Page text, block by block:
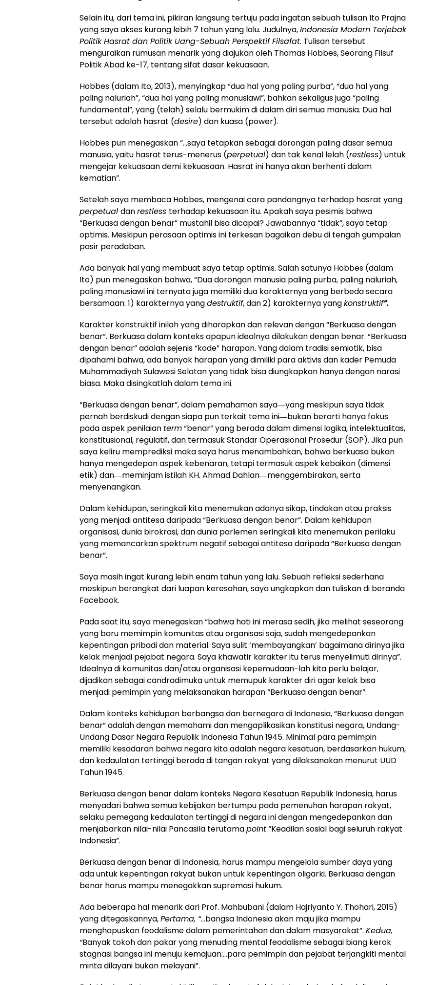
Selain itu, dari tema ini, pikiran langsung tertuju pada ingatan sebuah tulisan Ito Prajna
yang saya akses kurang lebih 7 tahun yang lalu. Judulnya,Indonesia Modern Terjebak
Politik Hasrat dan Politik Uang-Sebuah Perspektif Filsafat. Tulisan tersebut
menguraikan rumusan menarik yang diajukan oleh Thomas Hobbes, Seorang Filsuf
Politik Abad ke-17, tentang sifat dasar kekuasaan.
Hobbes (dalam Ito, 2013), menyingkap “dua hal yang paling purba”, “dua hal yang
paling naluriah”, “dua hal yang paling manusiawi”, bahkan sekaligus juga “paling
fundamental”, yang (telah) selalu bermukim di dalam diri semua manusia. Dua hal
tersebut adalah hasrat (desire) dan kuasa (power).
Hobbes pun menegaskan “…saya tetapkan sebagai dorongan paling dasar semua
manusia, yaitu hasrat terus-menerus (perpetual) dan tak kenal lelah (restless) untuk
mengejar kekuasaan demi kekuasaan. Hasrat ini hanya akan berhenti dalam
kematian”.
Setelah saya membaca Hobbes, mengenai cara pandangnya terhadap hasrat yang
perpetual danrestless terhadap kekuasaan itu. Apakah saya pesimis bahwa
“Berkuasa dengan benar” mustahil bisa dicapai? Jawabannya “tidak”, saya tetap
optimis. Meskipun perasaan optimis ini terkesan bagaikan debu di tengah gumpalan
pasir peradaban.
Ada banyak hal yang membuat saya tetap optimis. Salah satunya Hobbes (dalam
Ito) pun menegaskan bahwa, “Dua dorongan manusia paling purba, paling naluriah,
paling manusiawi ini ternyata juga memiliki dua karakternya yang berbeda secara
bersamaan: 1) karakternya yangdestruktif, dan 2) karakternya yangkonstruktif”.
Karakter konstruktif inilah yang diharapkan dan relevan dengan “Berkuasa dengan
benar”. Berkuasa dalam konteks apapun idealnya dilakukan dengan benar. “Berkuasa
dengan benar” adalah sejenis “kode” harapan. Yang dalam tradisi semiotik, bisa
dipahami bahwa, ada banyak harapan yang dimiliki para aktivis dan kader Pemuda
Muhammadiyah Sulawesi Selatan yang tidak bisa diungkapkan hanya dengan narasi
biasa. Maka disingkatlah dalam tema ini.
“Berkuasa dengan benar”, dalam pemahaman saya―yang meskipun saya tidak
pernah berdiskudi dengan siapa pun terkait tema ini―bukan berarti hanya fokus
pada aspek penilaian term“benar” yang berada dalam dimensi logika, intelektualitas,
konstitusional, regulatif, dan termasuk Standar Operasional Prosedur (SOP). Jika pun
saya keliru memprediksi maka saya harus menambahkan, bahwa berkuasa bukan
hanya mengedepan aspek kebenaran, tetapi termasuk aspek kebaikan (dimensi
etik) dan―meminjam istilah KH. Ahmad Dahlan―menggembirakan, serta
menyenangkan.
Dalam kehidupan, seringkali kita menemukan adanya sikap, tindakan atau praksis
yang menjadi antitesa daripada “Berkuasa dengan benar”. Dalam kehidupan
organisasi, dunia birokrasi, dan dunia parlemen seringkali kita menemukan perilaku
yang memancarkan spektrum negatif sebagai antitesa daripada “Berkuasa dengan
benar”.
Saya masih ingat kurang lebih enam tahun yang lalu. Sebuah refleksi sederhana
meskipun berangkat dari luapan keresahan, saya ungkapkan dan tuliskan di beranda
Facebook.
Pada saat itu, saya menegaskan “bahwa hati ini merasa sedih, jika melihat seseorang
yang baru memimpin komunitas atau organisasi saja, sudah mengedepankan
kepentingan pribadi dan material. Saya sulit ‘membayangkan’ bagaimana dirinya jika
kelak menjadi pejabat negara. Saya khawatir karakter itu terus menyelimuti dirinya”.
Idealnya di komunitas dan/atau organisasi kepemudaan-lah kita perlu belajar,
dijadikan sebagai candradimuka untuk memupuk karakter diri agar kelak bisa
menjadi pemimpin yang melaksanakan harapan “Berkuasa dengan benar”.
Dalam konteks kehidupan berbangsa dan bernegara di Indonesia, “Berkuasa dengan
benar” adalah dengan memahami dan mengaplikasikan konstitusi negara, Undang-
Undang Dasar Negara Republik Indonesia Tahun 1945. Minimal para pemimpin
memiliki kesadaran bahwa negara kita adalah negara kesatuan, berdasarkan hukum,
dan kedaulatan tertinggi berada di tangan rakyat yang dilaksanakan menurut UUD
Tahun 1945.
Berkuasa dengan benar dalam konteks Negara Kesatuan Republik Indonesia, harus
menyadari bahwa semua kebijakan bertumpu pada pemenuhan harapan rakyat,
selaku pemegang kedaulatan tertinggi di negara ini dengan mengedepankan dan
menjabarkan nilai-nilai Pancasila terutamapoint“Keadilan sosial bagi seluruh rakyat
Indonesia”.
Berkuasa dengan benar di Indonesia, harus mampu mengelola sumber daya yang
ada untuk kepentingan rakyat bukan untuk kepentingan oligarki. Berkuasa dengan
benar harus mampu menegakkan supremasi hukum.
Ada beberapa hal menarik dari Prof. Mahbubani (dalam Hajriyanto Y. Thohari, 2015)
yang ditegaskannya,Pertama, “…bangsa Indonesia akan maju jika mampu
menghapuskan feodalisme dalam pemerintahan dan dalam masyarakat”. Kedua,
“Banyak tokoh dan pakar yang menuding mental feodalisme sebagai biang kerok
stagnasi bangsa ini menuju kemajuan:…para pemimpin dan pejabat terjangkiti mental
minta dilayani bukan melayani”.